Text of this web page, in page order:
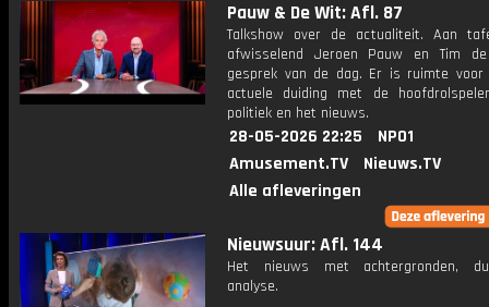
Pauw & De Wit: Afl. 87
Talkshow over de actualiteit. Aan
afwisselend Jeroen Pauw en Tim
gesprek van de dag. Er is ruimte
actuele duiding met de
politiek en het nieuws.
28-05-2026 22:25
NPO1
Amusement.TV
Nieuws.TV
Alle afleveringen
Nieuwsuur: Afl. 144
Het nieuws met achtergronden,
analyse.